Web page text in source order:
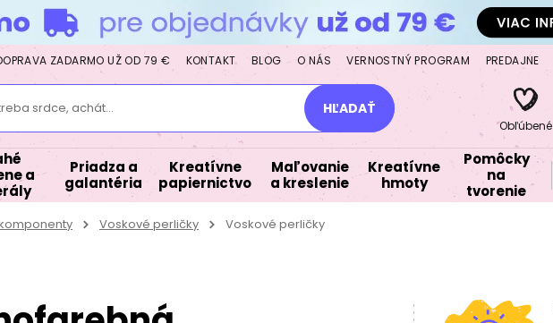
ZADARMO UŽ OD 79 € KONTAKT BLOG O NÁS VERNOSTNÝ PROGRAM PREDAJNE
srdce, achát... HĽADAŤ
Obľúbené
a
Priadza a
galantéria
Kreatívne
papiernictvo
Maľovanie
a kreslenie
Kreatívne
hmoty
Pomôcky
na
tvorenie
Voskové perličky Voskové perličky